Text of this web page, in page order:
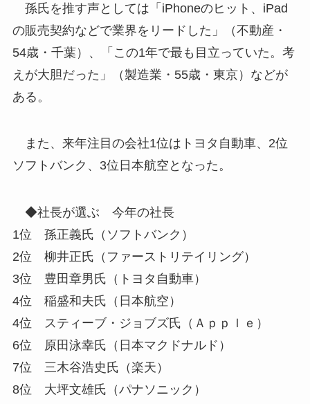
孫氏を推す声としては「iPhoneのヒット、iPad
の販売契約などで業界をリードした」（不動産・
54歳・千葉）、「この1年で最も目立っていた。考
えが大胆だった」（製造業・55歳・東京）などが
ある。
また、来年注目の会社1位はトヨタ自動車、2位
ソフトバンク、3位日本航空となった。
◆社長が選ぶ 今年の社長
1位 孫正義氏（ソフトバンク）
2位 柳井正氏（ファーストリテイリング）
3位 豊田章男氏（トヨタ自動車）
4位 稲盛和夫氏（日本航空）
4位 スティーブ・ジョブズ氏（Ａｐｐｌｅ）
6位 原田泳幸氏（日本マクドナルド）
7位 三木谷浩史氏（楽天）
8位 大坪文雄氏（パナソニック）